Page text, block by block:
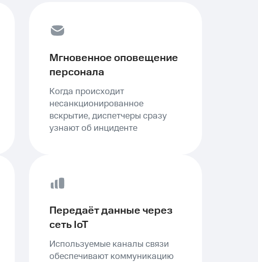
Мгновенное оповещение
персонала
Когда происходит
несанкционированное
вскрытие, диспетчеры сразу
узнают об инциденте
Передаёт данные через
сеть IoT
Используемые каналы связи
обеспечивают коммуникацию